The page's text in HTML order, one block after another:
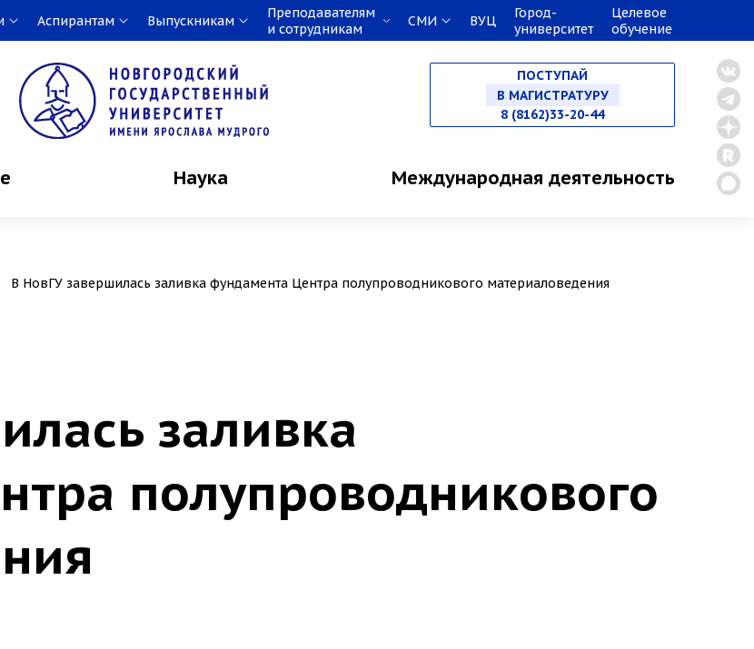
Аспирантам Выпускникам
Преподавателям
и сотрудникам
СМИ ВУЦ
Город-
университет
Целевое
обучение
ПОСТУПАЙ
НА СПЕЦИАЛИТЕТ
В МАГИСТРАТУРУ
8 (8162)33-20-44
Наука Международная деятельность
В НовГУ завершилась заливка фундамента Центра полупроводникового материаловедения
заливка
полупроводникового